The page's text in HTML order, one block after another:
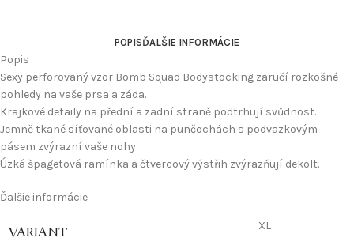
POPISĎALŠIE INFORMÁCIE
Popis
Sexy perforovaný vzor Bomb Squad Bodystocking zaručí rozkošné
pohledy na vaše prsa a záda.
Krajkové detaily na přední a zadní straně podtrhují svůdnost.
Jemně tkané síťované oblasti na punčochách s podvazkovým
pásem zvýrazní vaše nohy.
Úzká špagetová ramínka a čtvercový výstřih zvýrazňují dekolt.
Ďalšie informácie
VARIANT XL